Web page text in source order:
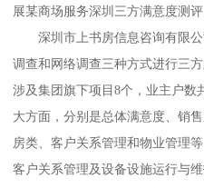
展某商场服务深圳三方满意度测评
深圳市上书房信息咨询有限
调查和网络调查三种方式进行三
涉及集团旗下项目8个，业主户数
大方面，分别是总体满意度、销
房类、客户关系管理和物业管理等
客户关系管理及设备设施运行与维